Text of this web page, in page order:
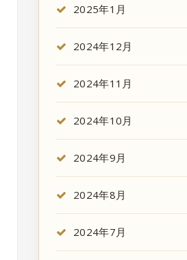
2025年1月
2024年12月
2024年11月
2024年10月
2024年9月
2024年8月
2024年7月